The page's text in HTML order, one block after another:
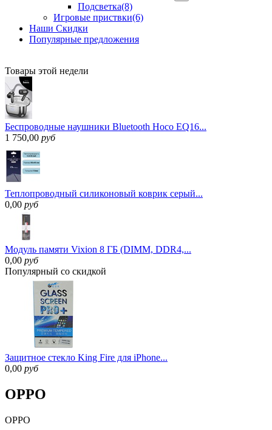
Подсветка(8)
Игровые приствки(6)
Наши Скидки
Популярные предложения
Товары этой недели
Беспроводные наушники Bluetooth Hoco EQ16...
1 750,00 руб
Теплопроводный силиконовый коврик серый...
0,00 руб
Модуль памяти Vixion 8 ГБ (DIMM, DDR4,...
0,00 руб
Популярный со скидкой
Защитное стекло King Fire для iPhone...
0,00 руб
OPPO
OPPO